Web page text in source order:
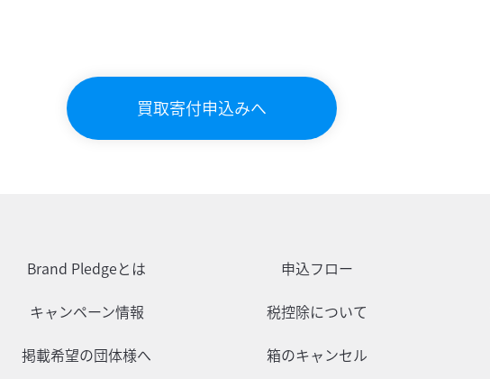
買取寄付申込みへ
Brand Pledgeとは 申込フロー
キャンペーン情報
税控除について
掲載希望の団体様へ
箱のキャンセル